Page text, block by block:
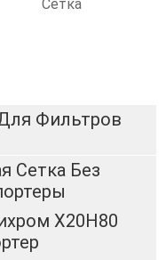
Сетка
Фильтров
Сетка Без
Х20Н80